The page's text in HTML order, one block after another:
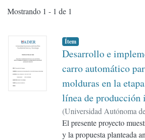
Envíos recientes
Mostrando 1 - 1 de 1
Ítem
Desarrollo e
carro automático
molduras en la
línea de producción
(Universidad Autónoma
de Ciencia y Tecnología,
Sebastián;Russo, Bruno ;
El presente proyecto
y la propuesta planteada